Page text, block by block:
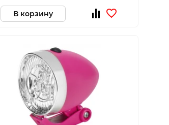
В корзину